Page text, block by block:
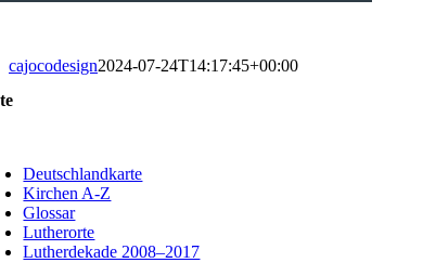
cajocodesign2024-07-24T14:17:45+00:00
Deutschlandkarte
Kirchen A-Z
Glossar
Lutherorte
Lutherdekade 2008–2017